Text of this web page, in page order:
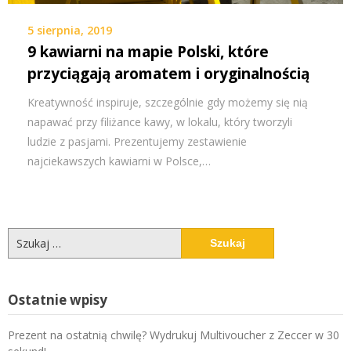
5 sierpnia, 2019
9 kawiarni na mapie Polski, które
przyciągają aromatem i oryginalnością
Kreatywność inspiruje, szczególnie gdy możemy się nią
napawać przy filiżance kawy, w lokalu, który tworzyli
ludzie z pasjami. Prezentujemy zestawienie
najciekawszych kawiarni w Polsce,…
Ostatnie wpisy
Prezent na ostatnią chwilę? Wydrukuj Multivoucher z Zeccer w 30